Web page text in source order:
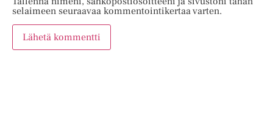
selaimeen seuraavaa kommentointikertaa varten.